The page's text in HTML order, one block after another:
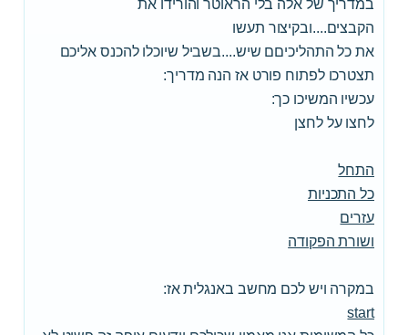
במדריך של אלה בלי הראוטר והורידו את
הקבצים....ובקיצור תעשו
את כל התהליכיםם שיש....בשביל שיוכלו להכנס אליכם
תצטרכו לפתוח פורט אז הנה מדריך:
עכשיו המשיכו כך:
לחצו על לחצן
התחל
כל התכניות
עזרים
ושורת הפקודה
במקרה ויש לכם מחשב באנגלית אז:
start